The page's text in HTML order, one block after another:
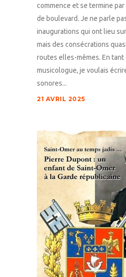
commence et se termine
de boulevard. Je ne parle
inaugurations qui ont lieu
mais des consécrations
routes elles-mêmes. En tant
musicologue, je voulais
sonores...
21 AVRIL 2025